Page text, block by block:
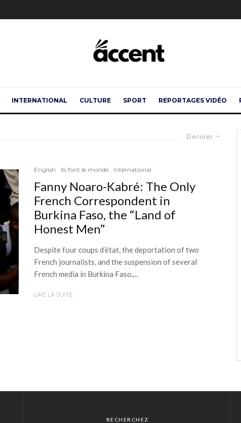
INTERNATIONAL CULTURE SPORT REPORTAGES VIDÉO
Dernier
English Ils font le monde International
Fanny Noaro-Kabré: The Only
French Correspondent in
Burkina Faso, the “Land of
Honest Men”
Despite four coups d’état, the deportation of two
French journalists, and the suspension of several
French media in Burkina Faso,...
LIRE LA SUITE
RECHERCHEZ